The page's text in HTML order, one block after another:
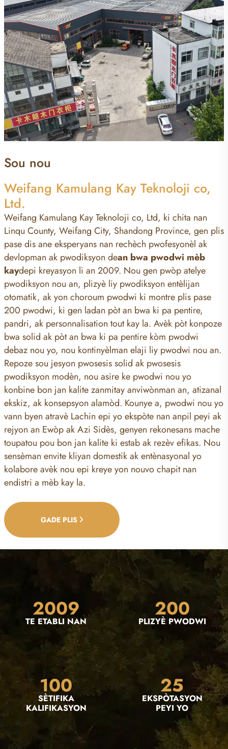
Sou nou
Weifang Kamulang Kay Teknoloji co,
Ltd.
Weifang Kamulang Kay Teknoloji co, Ltd, ki chita nan
Linqu County, Weifang City, Shandong Province, gen plis
pase dis ane eksperyans nan rechèch pwofesyonèl ak
devlopman ak pwodiksyon dean bwa pwodwi mèb
kaydepi kreyasyon li an 2009. Nou gen pwòp atelye
pwodiksyon nou an, plizyè liy pwodiksyon entèlijan
otomatik, ak yon choroum pwodwi ki montre plis pase
200 pwodwi, ki gen ladan pòt an bwa ki pa pentire,
pandri, ak personnalisation tout kay la. Avèk pòt konpoze
bwa solid ak pòt an bwa ki pa pentire kòm pwodwi
debaz nou yo, nou kontinyèlman elaji liy pwodwi nou an.
Repoze sou jesyon pwosesis solid ak pwosesis
pwodiksyon modèn, nou asire ke pwodwi nou yo
konbine bon jan kalite zanmitay anviwònman an, atizanal
ekskiz, ak konsepsyon alamòd. Kounye a, pwodwi nou yo
vann byen atravè Lachin epi yo ekspòte nan anpil peyi ak
rejyon an Ewòp ak Azi Sidès, genyen rekonesans mache
toupatou pou bon jan kalite ki estab ak rezèv efikas. Nou
sensèman envite kliyan domestik ak entènasyonal yo
kolabore avèk nou epi kreye yon nouvo chapit nan
endistri a mèb kay la.
GADE PLIS
2009
TE ETABLI NAN
200
PLIZYÈ PWODWI
100
SÈTIFIKA
KALIFIKASYON
25
EKSPÒTASYON
PEYI YO